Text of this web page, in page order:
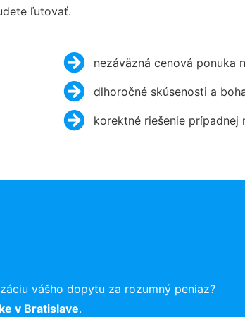
ľutovať.
nezáväzná cenová ponuka
dlhoročné skúsenosti a
korektné riešenie prípadnej
vášho dopytu za rozumný peniaz?
v Bratislave.